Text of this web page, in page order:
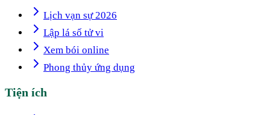
Lịch vạn sự 2026
Lập lá số tử vi
Xem bói online
Phong thủy ứng dụng
Tiện ích